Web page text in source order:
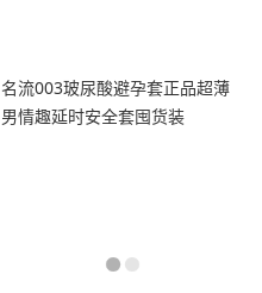
名流003玻尿酸避孕套正品超薄
男情趣延时安全套囤货装